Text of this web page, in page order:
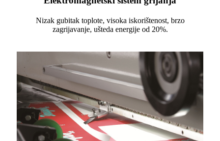
Nizak gubitak toplote, visoka iskorištenost, brzo
zagrijavanje, ušteda energije od 20%.